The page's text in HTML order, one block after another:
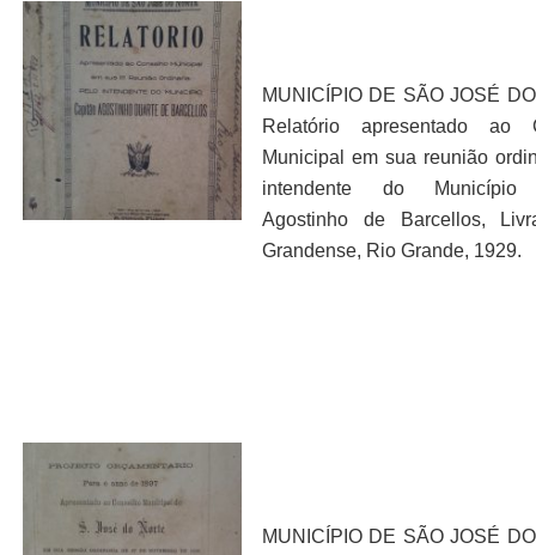
MUNICÍPIO DE SÃO JOSÉ
Relatório apresentado ao
Municipal em sua reunião
intendente do Município
Agostinho de Barcellos,
Grandense, Rio Grande, 1929.
MUNICÍPIO DE SÃO JOSÉ